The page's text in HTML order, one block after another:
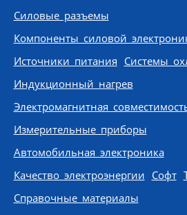
Skip to content
Силовые разъемы
Компоненты силовой
Источники питания Системы
Индукционный нагрев
Электромагнитная
Измерительные приборы
Автомобильная электроника
Качество электроэнергии Софт
Справочные материалы